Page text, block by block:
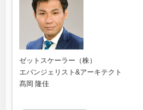
ゼットスケーラー（株）
エバンジェリスト&アーキテクト
髙岡 隆佳